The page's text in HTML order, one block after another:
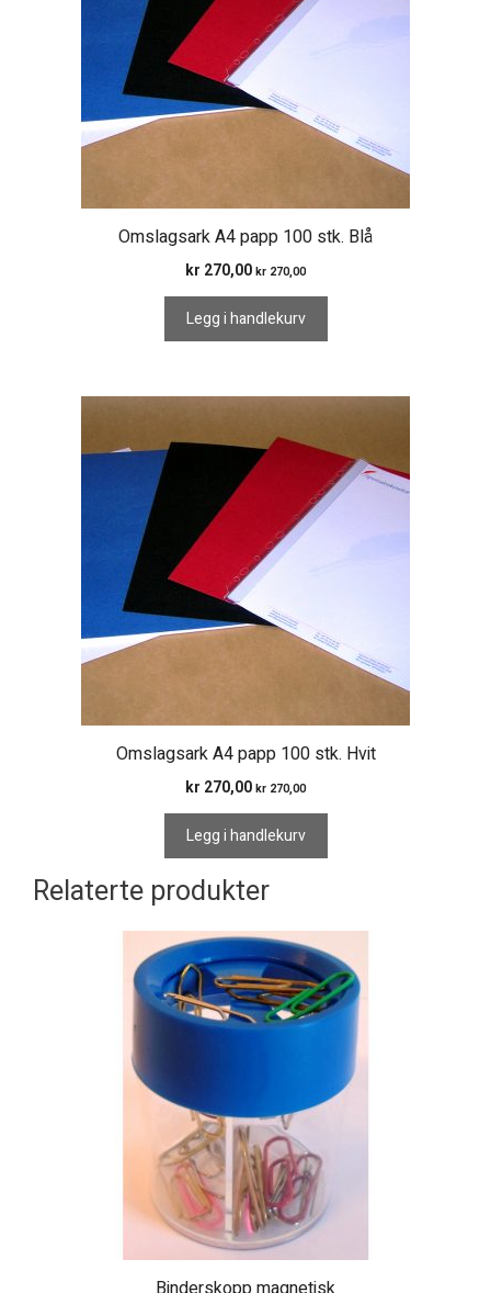
Omslagsark A4 papp 100 stk. Blå
kr 270,00 kr 270,00
Legg i handlekurv
Omslagsark A4 papp 100 stk. Hvit
kr 270,00 kr 270,00
Legg i handlekurv
Relaterte produkter